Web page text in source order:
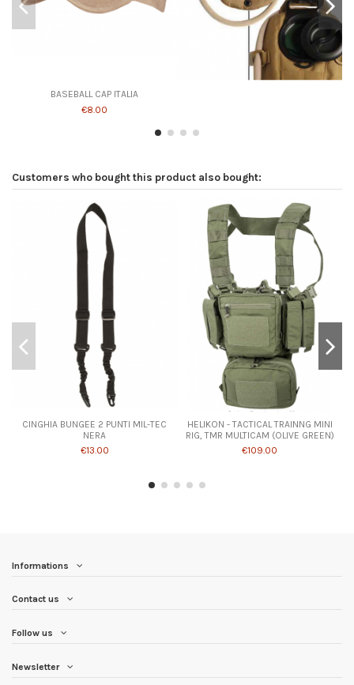
BASEBALL CAP ITALIA
€8.00
Customers who bought this product also bought:
CINGHIA BUNGEE 2 PUNTI MIL-TEC
NERA
€13.00
HELIKON - TACTICAL TRAINNG MINI
RIG, TMR MULTICAM (OLIVE GREEN)
€109.00
Informations
Contact us
Follow us
Newsletter